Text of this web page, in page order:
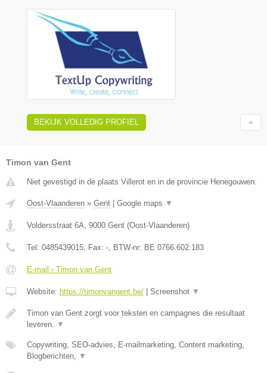
BEKIJK VOLLEDIG PROFIEL
Timon van Gent
Niet gevestigd in de plaats Villerot en in de provincie Henegouwen.
Oost-Vlaanderen » Gent | Google maps ▼
Voldersstraat 6A 9000 Gent (Oost-Vlaanderen)
Tel: 0485439015 , Fax: - , BTW-nr: BE 0766.602.183
E-mail › Timon van Gent
Website: https://timonvangent.be/ | Screenshot ▼
Timon van Gent zorgt voor teksten en campagnes die resultaat
leveren.
▼
Copywriting, SEO-advies, E-mailmarketing, Content marketing,
Blogberichten,
▼